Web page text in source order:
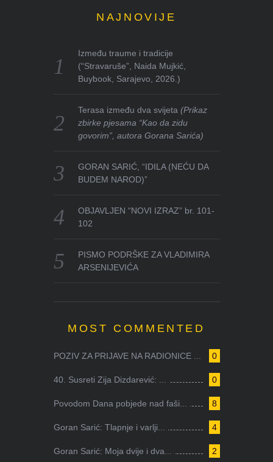
NAJNOVIJE
Između traume i tradicije
(“Stravaruše”, Naida Mujkić,
Buybook, Sarajevo, 2026.)
Terasa između dva svijeta(Prikaz
zbirke pjesama “Kao da zidu
govorim”, autora Gorana Sarića)
GORAN SARIĆ, “IDILA (NEĆU DA
BUDEM NAROD)”
OBJAVLJEN “NOVI IZRAZ” br. 101-
102
PISMO PODRŠKE ZA VLADIMIRA
ARSENIJEVIĆA
MOST COMMENTED
0
POZIV ZA PRIJAVE NA RADIONICE ...
0
40. Susreti Zija Dizdarević: ...
8
Povodom Dana pobjede nad faši...
4
Goran Sarić: Tlapnje i varlji...
2
Goran Sarić: Moja dvije i dva...